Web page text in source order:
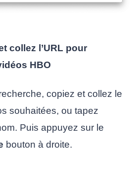
collez l’URL pour
HBO
copiez et collez le
souhaitées, ou tapez
Puis appuyez sur le
bouton à droite.